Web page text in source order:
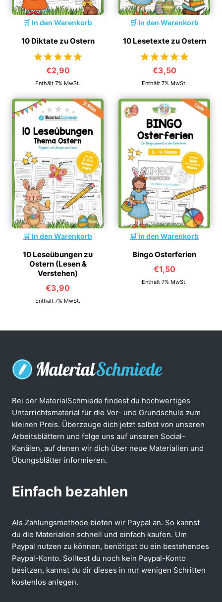
In den Warenkorb
10 Diktate zu Ostern
von 5
€2,90
Enthält 7% MwSt.
In den Warenkorb
10 Lesetexte zu Ostern
von 5
€3,50
Enthält 7% MwSt.
In den Warenkorb
10 Leseübungen zu
Ostern (Lesen &
Verstehen)
€3,90
Enthält 7% MwSt.
In den Warenkorb
Bingo Osterferien
€1,50
Enthält 7% MwSt.
Bei der MaterialSchmiede findest du hochwertiges
Unterrichtsmaterial für die Vor- und Grundschule zum
kleinen Preis. Überzeuge dich jetzt selbst von unseren
Arbeitsblättern und folge uns auf unseren Social-
Kanälen, auf denen wir dich über neue Materialien und
Übungsblätter informieren.
Einfach bezahlen
Als Zahlungsmethode bieten wir Paypal an. So kannst
du die Materialien schnell und einfach kaufen. Um
Paypal nutzen zu können, benötigst du ein bestehendes
Paypal-Konto. Solltest du noch kein Paypal-Konto
besitzen, kannst du dir dieses in nur wenigen Schritten
kostenlos anlegen.